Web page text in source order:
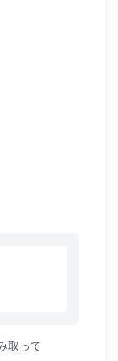
取って